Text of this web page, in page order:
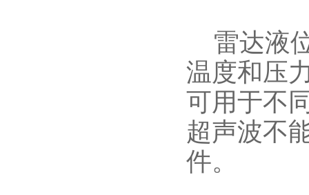
雷达液
温度和压
可用于不
超声波不
件。